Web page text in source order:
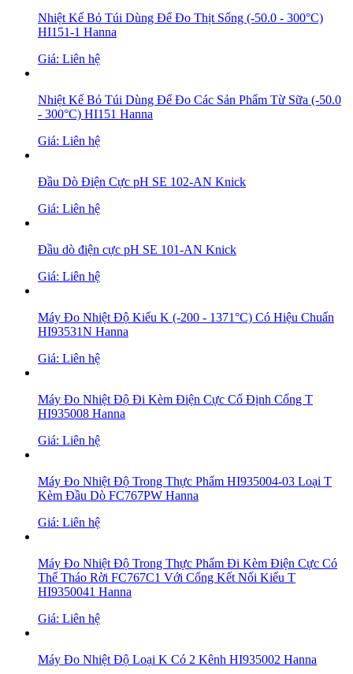
Nhiệt Kế Bỏ Túi Dùng Để Đo Thịt Sống (-50.0 - 300°C)
HI151-1 Hanna
Giá: Liên hệ
Nhiệt Kế Bỏ Túi Dùng Để Đo Các Sản Phẩm Từ Sữa (-50.0
- 300°C) HI151 Hanna
Giá: Liên hệ
Đầu Dò Điện Cực pH SE 102-AN Knick
Giá: Liên hệ
Đầu dò điện cực pH SE 101-AN Knick
Giá: Liên hệ
Máy Đo Nhiệt Độ Kiểu K (-200 - 1371°C) Có Hiệu Chuẩn
HI93531N Hanna
Giá: Liên hệ
Máy Đo Nhiệt Độ Đi Kèm Điện Cực Cố Định Cổng T
HI935008 Hanna
Giá: Liên hệ
Máy Đo Nhiệt Độ Trong Thực Phẩm HI935004-03 Loại T
Kèm Đầu Dò FC767PW Hanna
Giá: Liên hệ
Máy Đo Nhiệt Độ Trong Thực Phẩm Đi Kèm Điện Cực Có
Thể Tháo Rời FC767C1 Với Cổng Kết Nối Kiểu T
HI9350041 Hanna
Giá: Liên hệ
Máy Đo Nhiệt Độ Loại K Có 2 Kênh HI935002 Hanna